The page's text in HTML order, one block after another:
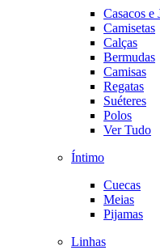
Casacos e
Camisetas
Calças
Bermudas
Camisas
Regatas
Suéteres
Polos
Ver Tudo
Íntimo
Cuecas
Meias
Pijamas
Linhas